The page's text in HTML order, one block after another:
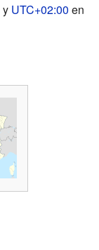
y UTC+02:00 en